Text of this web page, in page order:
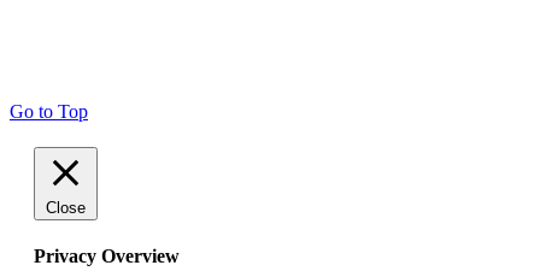
Go to Top
Close
Privacy Overview